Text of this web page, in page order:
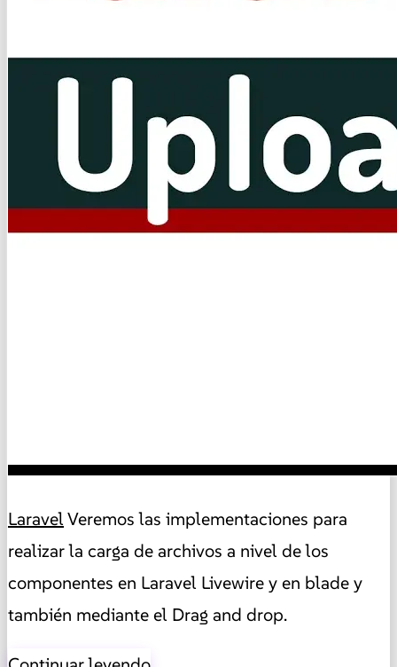
LaravelVeremos las implementaciones para
realizar la carga de archivos a nivel de los
componentes en Laravel Livewire y en blade y
también mediante el Drag and drop.